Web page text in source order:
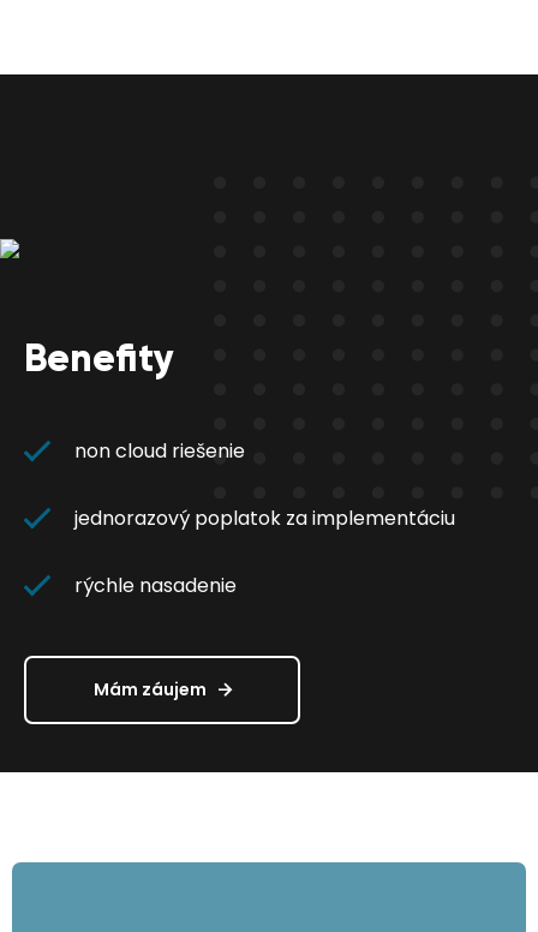
Benefity
non cloud riešenie
jednorazový poplatok za implementáciu
rýchle nasadenie
Mám záujem